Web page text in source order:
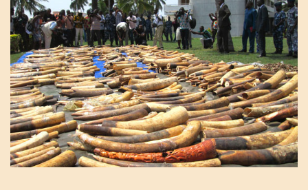
t
i
m
a
t
e
d
r
e
a
d
t
i
m
e